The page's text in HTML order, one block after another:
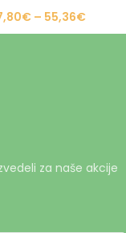
€ – 55,36€
za naše akcije